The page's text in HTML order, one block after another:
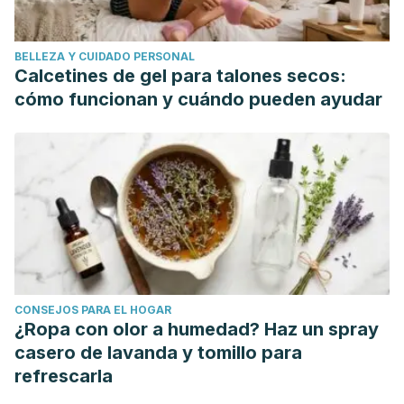
BELLEZA Y CUIDADO PERSONAL
Calcetines de gel para talones secos:
cómo funcionan y cuándo pueden ayudar
CONSEJOS PARA EL HOGAR
¿Ropa con olor a humedad? Haz un spray
casero de lavanda y tomillo para
refrescarla